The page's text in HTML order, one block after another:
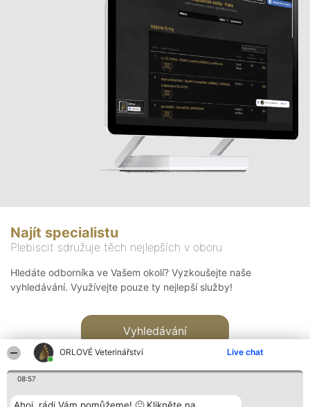
ORLOVÉ Veterinářství Live chat
08:57
Najít specialistu
Plebiscit sdružuje těch nejlepších v oboru
Hledáte odborníka ve Vašem okolí? Vyzkoušejte naše
vyhledávání. Využívejte pouze ty nejlepší služby!
Vyhledávání